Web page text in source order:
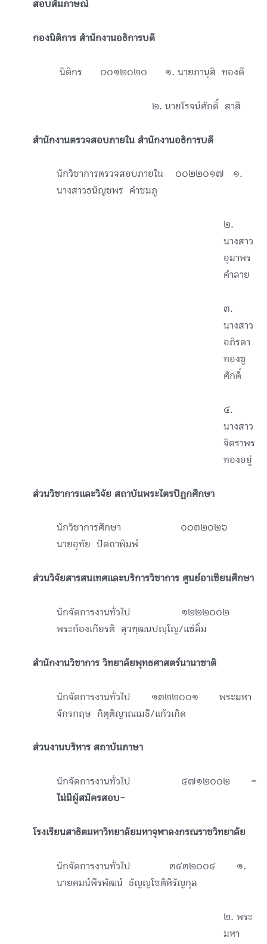
สอบสัมภาษณ์
กองนิติการ สำนักงานอธิการบดี
นิติกร ๐๐๑๒๐๒๐ ๑. นายภานุสิ ทองดี
๒. นายโรจน์ศักดิ์ สาสี
สำนักงานตรวจสอบภายใน สำนักงานอธิการบดี
นักวิชาการตรวจสอบภายใน ๐๐๒๒๐๑๗ ๑.
นางสาวธนัญชพร คำชมภู
๒.
นางสาว
อุมาพร
คำลาย
๓.
นางสาว
อภิรดา
ทองชู
ศักดิ์
๔.
นางสาว
จิตราพร
ทองอยู่
ส่วนวิชาการและวิจัย สถาบันพระไตรปิฎกศึกษา
นักวิชาการศึกษา ๐๐๓๒๐๒๖
นายอุทัย ปัดถาพิมพ์
ส่วนวิจัยสารสนเทศและบริการวิชาการ ศูนย์อาเซียนศึกษา
นักจัดการงานทั่วไป ๑๒๒๒๐๐๒
พระก้องเกียรติ สุวฑฺฒนปญฺโญ/แซ่ลิ้ม
สำนักงานวิชาการ วิทยาลัยพุทธศาสตร์นานาชาติ
นักจัดการงานทั่วไป ๑๓๒๒๐๐๑ พระมหา
จักรกฤษ กิตฺติญาณเมธี/แก้วเกิด
ส่วนงานบริหาร สถาบันภาษา
นักจัดการงานทั่วไป ๔๗๑๒๐๐๒ -
ไม่มีผู้สมัครสอบ-
โรงเรียนสาธิตมหาวิทยาลัยมหาจุฬาลงกรณราชวิทยาลัย
นักจัดการงานทั่วไป ๓๔๓๒๐๐๔ ๑.
นายคมน์พีรพัฒน์ ธัญญโชติหิรัญกุล
๒. พระ
มหา